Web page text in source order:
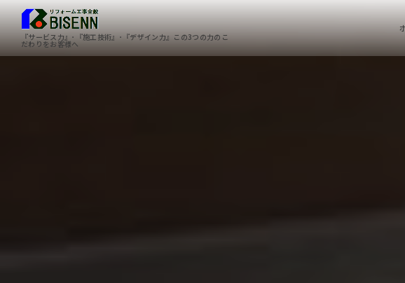
『サービス力』･『施工技術』･『デザイン力』この3つの力のこ
だわりをお客様へ